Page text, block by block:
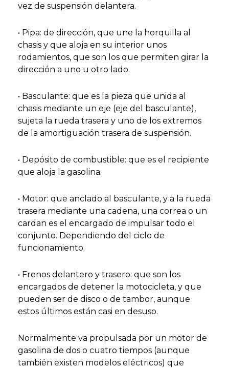
vez de suspensión delantera.
• Pipa: de dirección, que une la horquilla al
chasis y que aloja en su interior unos
rodamientos, que son los que permiten girar la
dirección a uno u otro lado.
• Basculante: que es la pieza que unida al
chasis mediante un eje (eje del basculante),
sujeta la rueda trasera y uno de los extremos
de la amortiguación trasera de suspensión.
• Depósito de combustible: que es el recipiente
que aloja la gasolina.
• Motor: que anclado al basculante, y a la rueda
trasera mediante una cadena, una correa o un
cardan es el encargado de impulsar todo el
conjunto. Dependiendo del ciclo de
funcionamiento.
• Frenos delantero y trasero: que son los
encargados de detener la motocicleta, y que
pueden ser de disco o de tambor, aunque
estos últimos están casi en desuso.
Normalmente va propulsada por un motor de
gasolina de dos o cuatro tiempos (aunque
también existen modelos eléctricos) que